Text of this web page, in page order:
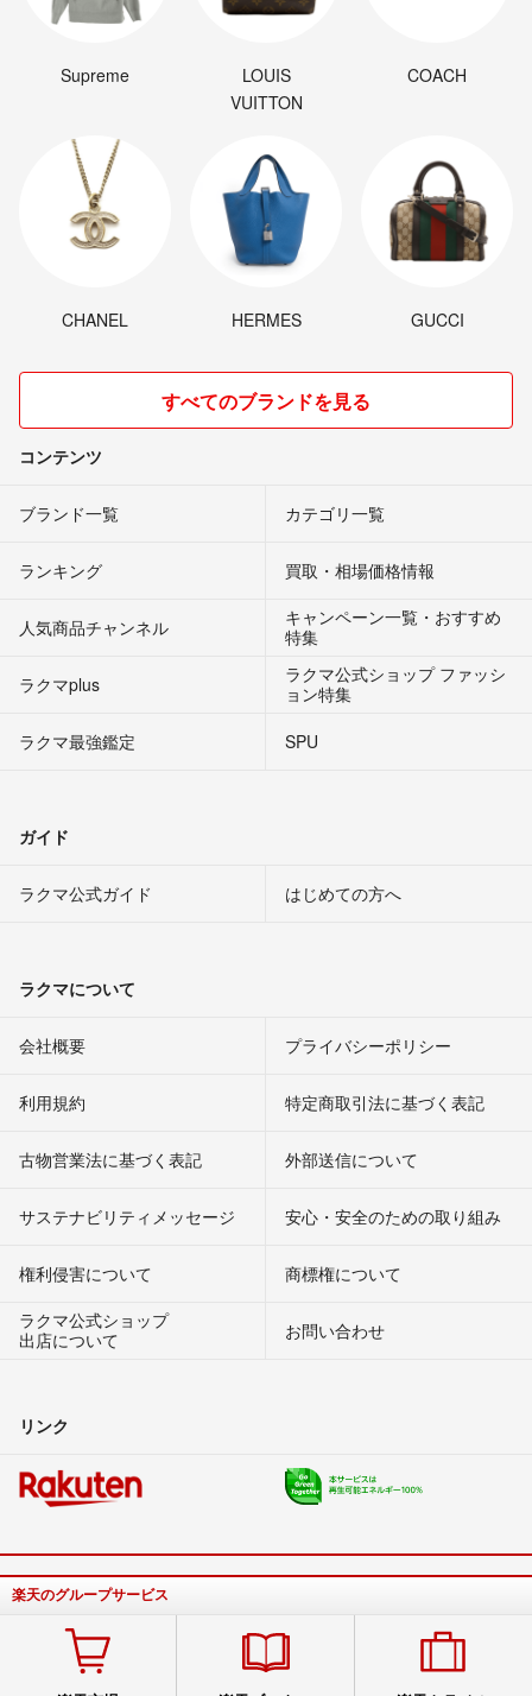
Supreme
LOUIS
VUITTON
COACH
CHANEL HERMES GUCCI
すべてのブランドを見る
コンテンツ
ブランド一覧 カテゴリ一覧
ランキング 買取・相場価格情報
人気商品チャンネル
キャンペーン一覧・おすすめ
特集
ラクマplus
ラクマ公式ショップ ファッシ
ョン特集
ラクマ最強鑑定
SPU
ガイド
ラクマ公式ガイド はじめての方へ
ラクマについて
会社概要 プライバシーポリシー
利用規約 特定商取引法に基づく表記
古物営業法に基づく表記 外部送信について
サステナビリティメッセージ 安心・安全のための取り組み
権利侵害について
商標権について
ラクマ公式ショップ
出店について
お問い合わせ
リンク
楽天のグループサービス